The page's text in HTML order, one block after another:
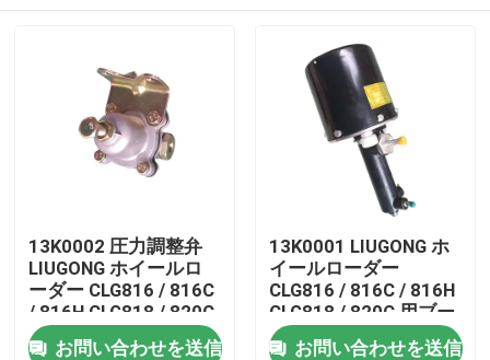
13K0002 圧力調整弁
LIUGONG ホイールロ
ーダー CLG816 / 816C
/ 816H CLG818 / 820C
/ 820H 用
お問い合わせを送信
13K0001 LIUGONG ホ
イールローダー
CLG816 / 816C / 816H
CLG818 / 820C 用ブー
スターポンプ
お問い合わせを送信